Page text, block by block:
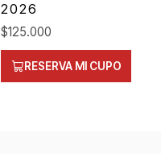
2026
$125.000
RESERVA MI CUPO